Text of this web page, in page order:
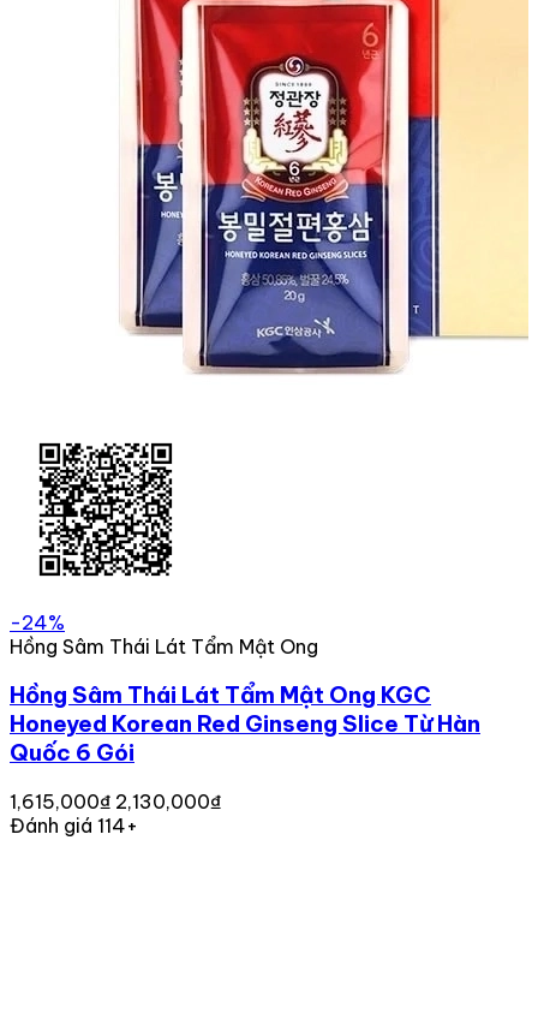
-24%
Hồng Sâm Thái Lát Tẩm Mật Ong
Hồng Sâm Thái Lát Tẩm Mật Ong KGC
Honeyed Korean Red Ginseng Slice Từ Hàn
Quốc 6 Gói
1,615,000₫ 2,130,000₫
Đánh giá 114+